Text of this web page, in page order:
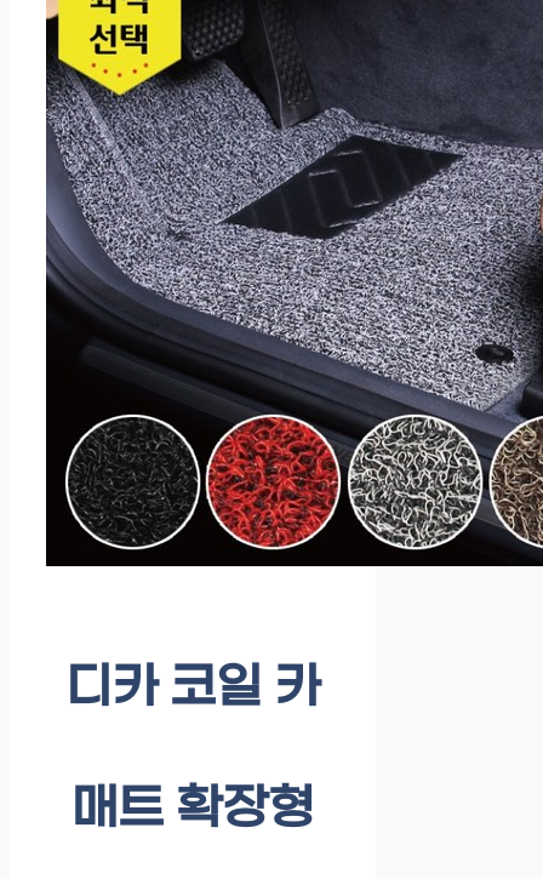
디카 코일 카
매트 확장형